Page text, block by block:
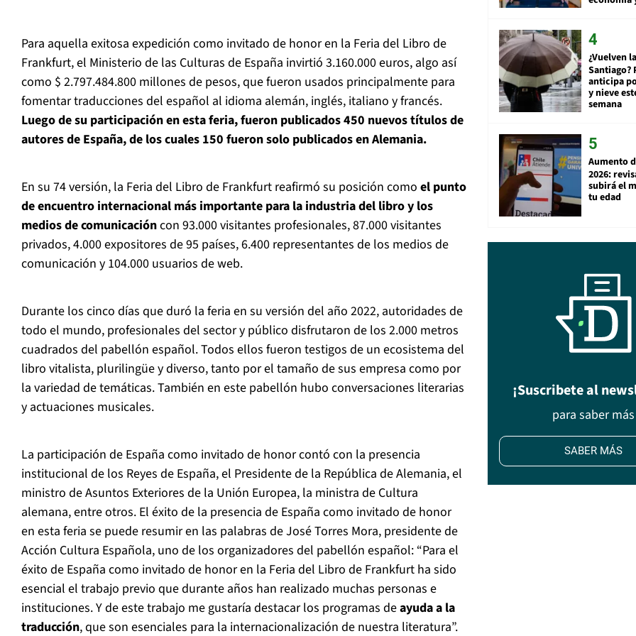
Para aquella exitosa expedición como invitado de honor en la Feria del Libro de
Frankfurt, el Ministerio de las Culturas de España invirtió 3.160.000 euros, algo así
como $ 2.797.484.800 millones de pesos, que fueron usados principalmente para
fomentar traducciones del español al idioma alemán, inglés, italiano y francés.
Luego de su participación en esta feria, fueron publicados 450 nuevos títulos de
autores de España, de los cuales 150 fueron solo publicados en Alemania.
En su 74 versión, la Feria del Libro de Frankfurt reafirmó su posición como el punto
de encuentro internacional más importante para la industria del libro y los
medios de comunicacióncon 93.000 visitantes profesionales, 87.000 visitantes
privados, 4.000 expositores de 95 países, 6.400 representantes de los medios de
comunicación y 104.000 usuarios de web.
Durante los cinco días que duró la feria en su versión del año 2022, autoridades de
todo el mundo, profesionales del sector y público disfrutaron de los 2.000 metros
cuadrados del pabellón español. Todos ellos fueron testigos de un ecosistema del
libro vitalista, plurilingüe y diverso, tanto por el tamaño de sus empresa como por
la variedad de temáticas. También en este pabellón hubo conversaciones literarias
y actuaciones musicales.
La participación de España como invitado de honor contó con la presencia
institucional de los Reyes de España, el Presidente de la República de Alemania, el
ministro de Asuntos Exteriores de la Unión Europea, la ministra de Cultura
alemana, entre otros. El éxito de la presencia de España como invitado de honor
en esta feria se puede resumir en las palabras de José Torres Mora, presidente de
Acción Cultura Española, uno de los organizadores del pabellón español: “Para el
éxito de España como invitado de honor en la Feria del Libro de Frankfurt ha sido
esencial el trabajo previo que durante años han realizado muchas personas e
instituciones. Y de este trabajo me gustaría destacar los programas deayuda a la
traducción, que son esenciales para la internacionalización de nuestra literatura”.
¿Vuelven
Santiago?
anticipa
y nieve
semana
Aumento
2026:
subirá el
tu edad
¡Suscribete al
para saber más
SABER MÁS